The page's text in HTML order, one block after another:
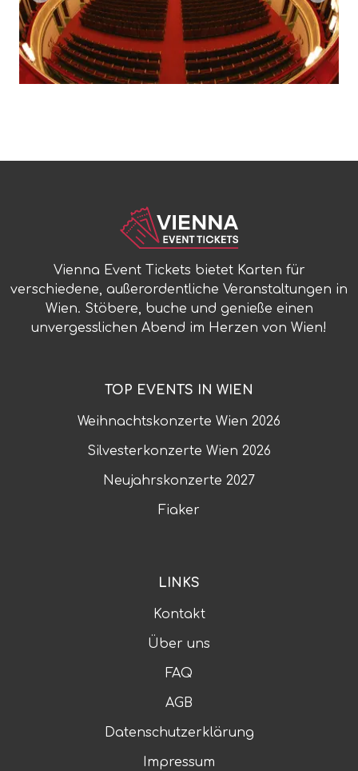
Vienna Event Tickets bietet Karten für
verschiedene, außerordentliche Veranstaltungen in
Wien. Stöbere, buche und genieße einen
unvergesslichen Abend im Herzen von Wien!
TOP EVENTS IN WIEN
Weihnachtskonzerte Wien 2026
Silvesterkonzerte Wien 2026
Neujahrskonzerte 2027
Fiaker
LINKS
Kontakt
Über uns
FAQ
AGB
Datenschutzerklärung
Impressum